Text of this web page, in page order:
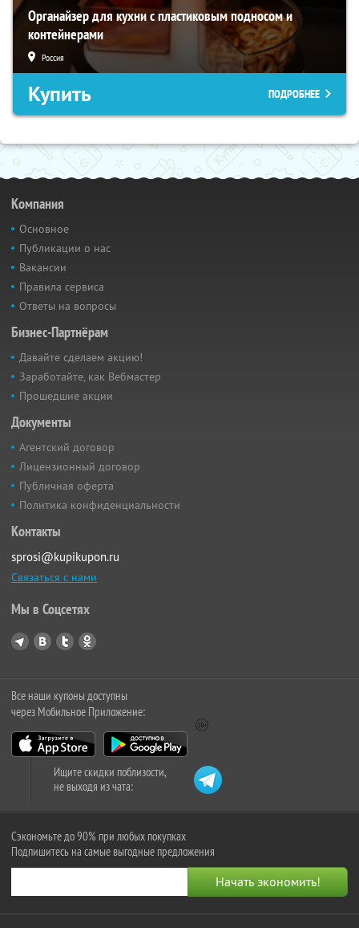
Органайзер для кухни с пластиковым подносом и
контейнерами
Россия
Купить ПОДРОБНЕЕ
Компания
Основное
Публикации о нас
Вакансии
Правила сервиса
Ответы на вопросы
Бизнес-Партнёрам
Давайте сделаем акцию!
Заработайте, как Вебмастер
Прошедшие акции
Документы
Агентский договор
Лицензионный договор
Публичная оферта
Политика конфиденциальности
Контакты
sprosi@kupikupon.ru
Связаться с нами
Мы в Соцсетях
Все наши купоны доступны
через Мобильное Приложение:
Ищите скидки поблизости,
не выходя из чата:
Сэкономьте до 90% при любых покупках
Подпишитесь на самые выгодные предложения